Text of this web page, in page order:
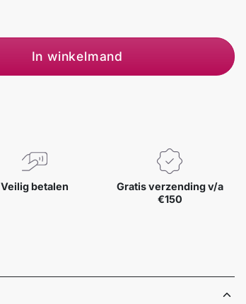
In winkelmand
Veilig betalen
Gratis verzending v/a
€150